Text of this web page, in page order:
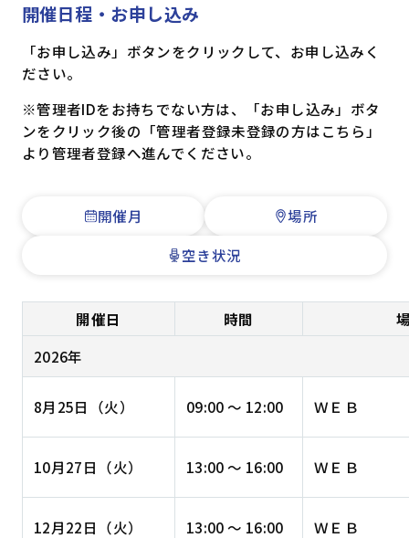
開催日程・お申し込み
「お申し込み」ボタンをクリックして、お申し込みく
ださい。
※管理者IDをお持ちでない方は、「お申し込み」ボタ
ンをクリック後の「管理者登録未登録の方はこちら」
より管理者登録へ進んでください。
開催月
場所
空き状況
開催日 時間
2026年
8月25日（火） 09:00 ～ 12:00 ＷＥＢ
10月27日（火） 13:00 ～ 16:00 ＷＥＢ
12月22日（火） 13:00 ～ 16:00 ＷＥＢ